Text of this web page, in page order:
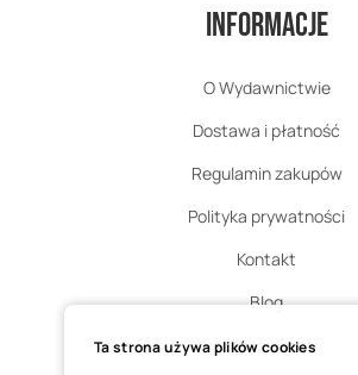
Informacje
O Wydawnictwie
Dostawa i płatność
Regulamin zakupów
Polityka prywatności
Kontakt
Blog
Zgłoś zwrot
Ta strona używa plików cookies